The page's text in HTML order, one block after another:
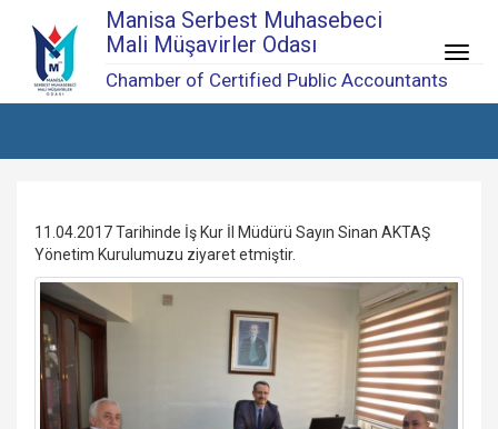
Menü
Manisa Serbest Muhasebeci
Mali Müşavirler Odası
Chamber of Certified Public Accountants
11.04.2017 Tarihinde İş Kur İl Müdürü Sayın Sinan AKTAŞ
Yönetim Kurulumuzu ziyaret etmiştir.